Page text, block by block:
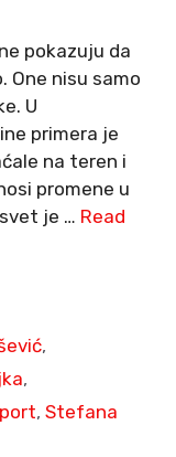
pokazuju da
One nisu samo
U
primera je
na teren i
promene u
je … Read
,
,
, Stefana